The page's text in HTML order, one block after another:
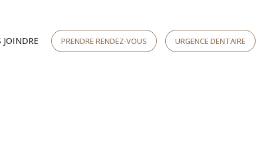
JOINDRE PRENDRE RENDEZ‑VOUS URGENCE DENTAIRE